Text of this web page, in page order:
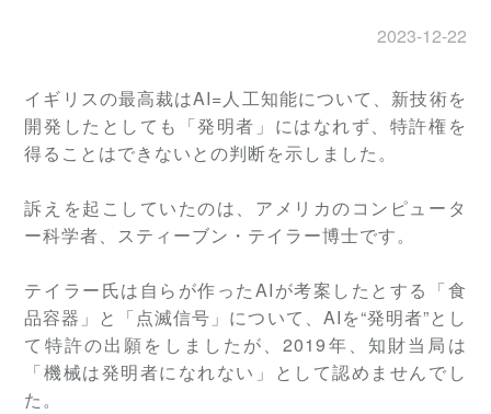
2023-12-22
イギリスの最高裁はAI=人工知能について、新技術を
開発したとしても「発明者」にはなれず、特許権を
得ることはできないとの判断を示しました。
訴えを起こしていたのは、アメリカのコンピュータ
ー科学者、スティーブン・テイラー博士です。
テイラー氏は自らが作ったAIが考案したとする「食
品容器」と「点滅信号」について、AIを“発明者”とし
て特許の出願をしましたが、2019年、知財当局は
「機械は発明者になれない」として認めませんでし
た。